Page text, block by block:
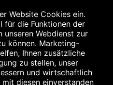
Website Cookies ein.
für die Funktionen der
unseren Webdienst zur
können. Marketing-
Ihnen zusätzliche
zu stellen, unser
und wirtschaftlich
diesen einverstanden